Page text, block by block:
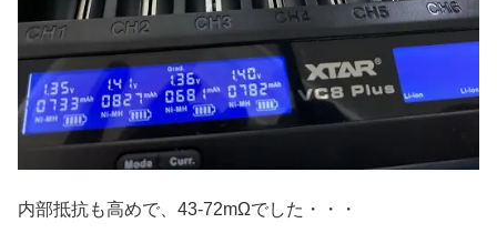
内部抵抗も高めで、43-72mΩでした・・・